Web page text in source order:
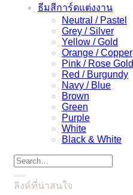
ธีมสีการ์ดแต่งงาน
Neutral / Pastel
Grey / Silver
Yellow / Gold
Orange / Copper
Pink / Rose Gold
Red / Burgundy
Navy / Blue
Brown
Green
Purple
White
Black & White
ลิงค์ที่น่าสนใจ